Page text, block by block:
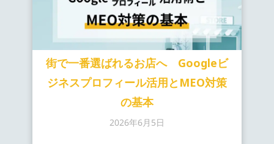
街で一番選ばれるお店へ Googleビ
ジネスプロフィール活用とMEO対策
の基本
2026年6月5日